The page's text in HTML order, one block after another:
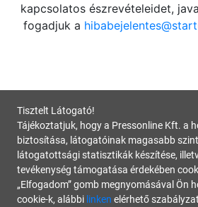
kapcsolatos észrevételeidet,
fogadjuk a
Tisztelt Látogató!
Tájékoztatjuk, hogy a Pressonline Kft. a
biztosítása, látogatóinak magasabb
látogatottsági statisztikák készítése,
tevékenység támogatása érdekében
„Elfogadom” gomb megnyomásával Ön
cookie-k, alábbi linken elérhető